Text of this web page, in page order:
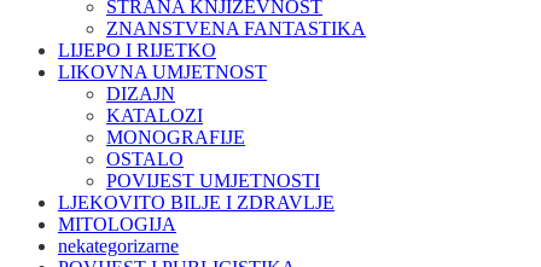
STRANA KNJIŽEVNOST
ZNANSTVENA FANTASTIKA
LIJEPO I RIJETKO
LIKOVNA UMJETNOST
DIZAJN
KATALOZI
MONOGRAFIJE
OSTALO
POVIJEST UMJETNOSTI
LJEKOVITO BILJE I ZDRAVLJE
MITOLOGIJA
nekategorizarne